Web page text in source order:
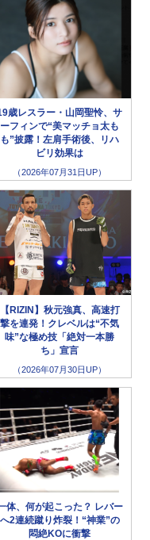
歳レスラー・山岡聖怜、サ
ーフィンで“美マッチョ太も
も”披露！左肩手術後、リハ
ビリ効果は
（2026年07月31日UP）
【RIZIN】秋元強真、高速打
撃を連発！クレベルは“不気
味”な極め技「絶対一本勝
ち」宣言
（2026年07月30日UP）
体、何が起こった？ レバー
へ2連続蹴り炸裂！“神業”の
悶絶KOに衝撃